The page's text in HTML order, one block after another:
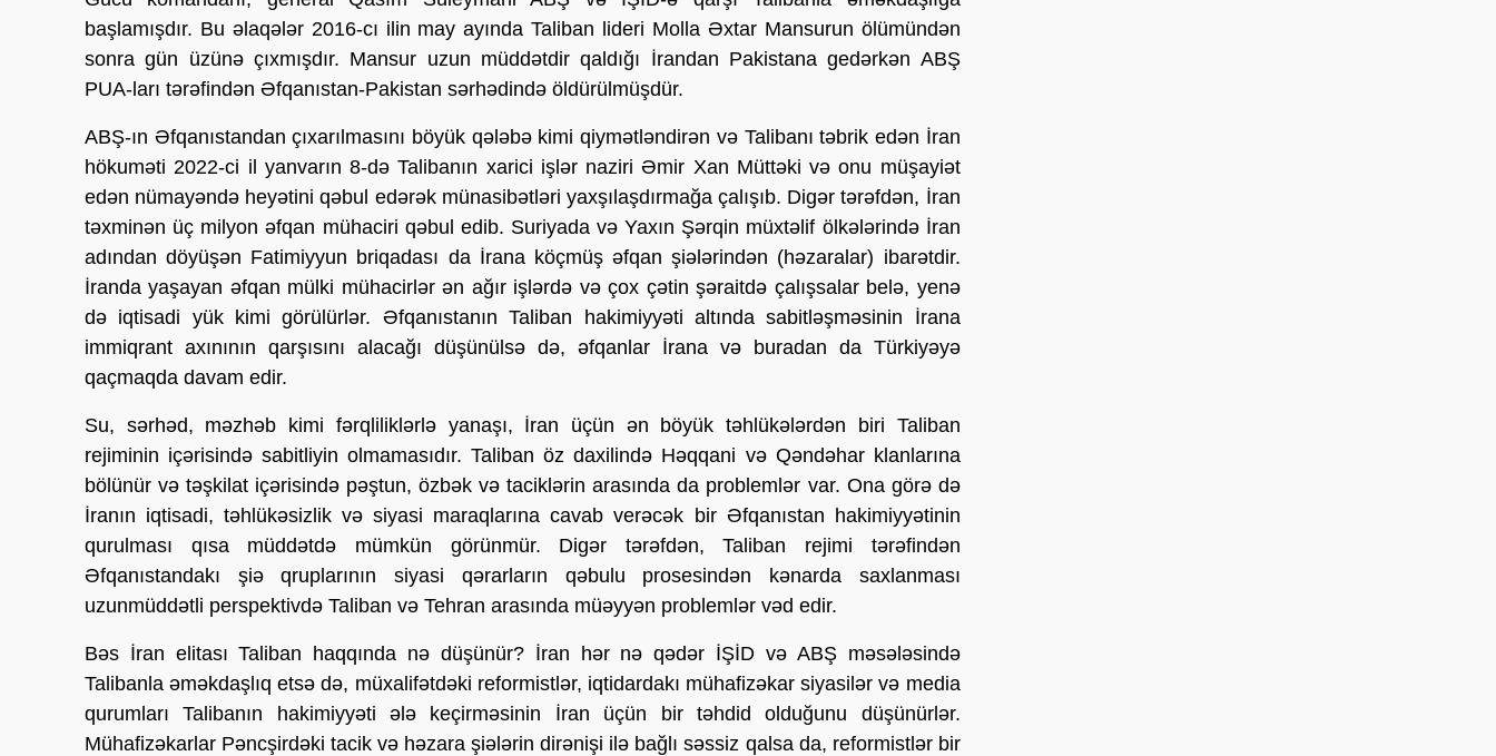
başlamışdır. Bu əlaqələr 2016-cı ilin may ayında Taliban lideri Molla Əxtar Mansurun ölümündən
sonra gün üzünə çıxmışdır. Mansur uzun müddətdir qaldığı İrandan Pakistana gedərkən ABŞ
PUA-ları tərəfindən Əfqanıstan-Pakistan sərhədində öldürülmüşdür.
ABŞ-ın Əfqanıstandan çıxarılmasını böyük qələbə kimi qiymətləndirən və Talibanı təbrik edən İran
hökuməti 2022-ci il yanvarın 8-də Talibanın xarici işlər naziri Əmir Xan Müttəki və onu müşayiət
edən nümayəndə heyətini qəbul edərək münasibətləri yaxşılaşdırmağa çalışıb. Digər tərəfdən, İran
təxminən üç milyon əfqan mühaciri qəbul edib. Suriyada və Yaxın Şərqin müxtəlif ölkələrində İran
adından döyüşən Fatimiyyun briqadası da İrana köçmüş əfqan şiələrindən (həzaralar) ibarətdir.
İranda yaşayan əfqan mülki mühacirlər ən ağır işlərdə və çox çətin şəraitdə çalışsalar belə, yenə
də iqtisadi yük kimi görülürlər. Əfqanıstanın Taliban hakimiyyəti altında sabitləşməsinin İrana
immiqrant axınının qarşısını alacağı düşünülsə də, əfqanlar İrana və buradan da Türkiyəyə
qaçmaqda davam edir.
Su, sərhəd, məzhəb kimi fərqliliklərlə yanaşı, İran üçün ən böyük təhlükələrdən biri Taliban
rejiminin içərisində sabitliyin olmamasıdır. Taliban öz daxilində Həqqani və Qəndəhar klanlarına
bölünür və təşkilat içərisində pəştun, özbək və taciklərin arasında da problemlər var. Ona görə də
İranın iqtisadi, təhlükəsizlik və siyasi maraqlarına cavab verəcək bir Əfqanıstan hakimiyyətinin
qurulması qısa müddətdə mümkün görünmür. Digər tərəfdən, Taliban rejimi tərəfindən
Əfqanıstandakı şiə qruplarının siyasi qərarların qəbulu prosesindən kənarda saxlanması
uzunmüddətli perspektivdə Taliban və Tehran arasında müəyyən problemlər vəd edir.
Bəs İran elitası Taliban haqqında nə düşünür? İran hər nə qədər İŞİD və ABŞ məsələsində
Talibanla əməkdaşlıq etsə də, müxalifətdəki reformistlər, iqtidardakı mühafizəkar siyasilər və media
qurumları Talibanın hakimiyyəti ələ keçirməsinin İran üçün bir təhdid olduğunu düşünürlər.
Mühafizəkarlar Pəncşirdəki tacik və həzara şiələrin dirənişi ilə bağlı səssiz qalsa da, reformistlər bir